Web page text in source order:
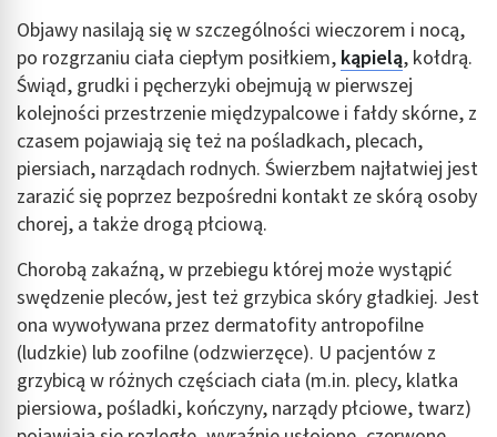
Objawy nasilają się w szczególności wieczorem i nocą,
po rozgrzaniu ciała ciepłym posiłkiem, kąpielą, kołdrą.
Świąd, grudki i pęcherzyki obejmują w pierwszej
kolejności przestrzenie międzypalcowe i fałdy skórne, z
czasem pojawiają się też na pośladkach, plecach,
piersiach, narządach rodnych. Świerzbem najłatwiej jest
zarazić się poprzez bezpośredni kontakt ze skórą osoby
chorej, a także drogą płciową.
Chorobą zakaźną, w przebiegu której może wystąpić
swędzenie pleców, jest też grzybica skóry gładkiej. Jest
ona wywoływana przez dermatofity antropofilne
(ludzkie) lub zoofilne (odzwierzęce). U pacjentów z
grzybicą w różnych częściach ciała (m.in. plecy, klatka
piersiowa, pośladki, kończyny, narządy płciowe, twarz)